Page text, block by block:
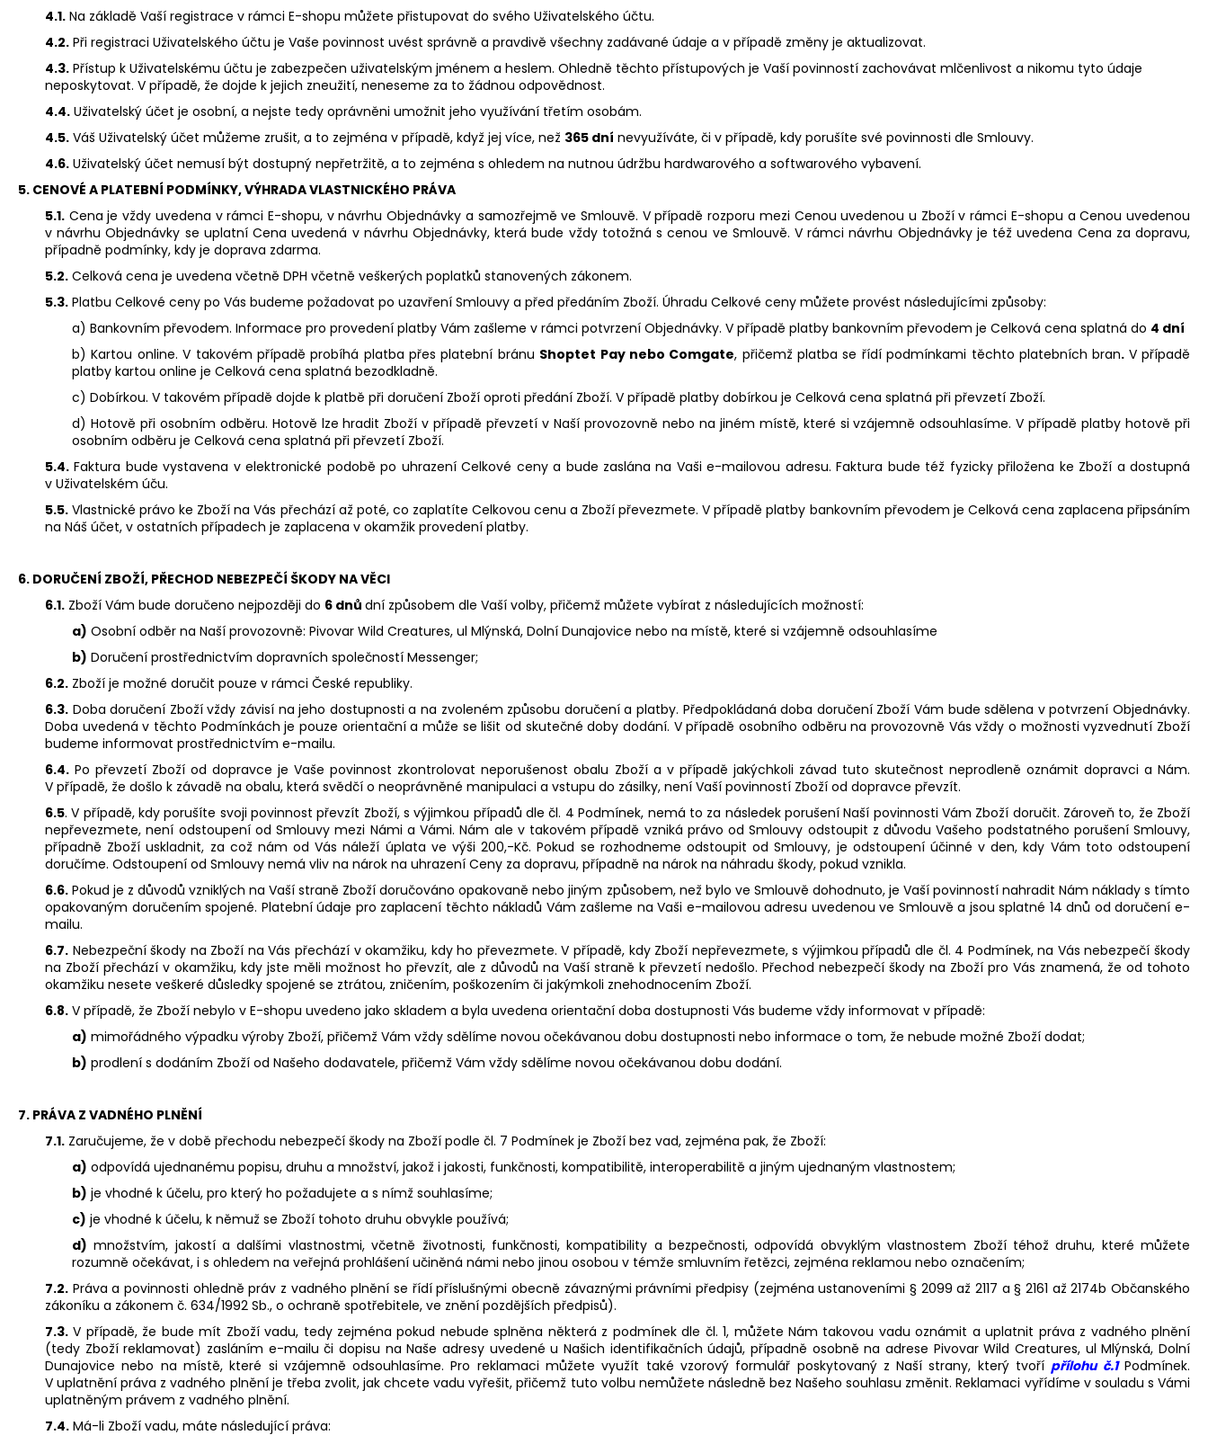
4.1. Na základě Vaší registrace v rámci E-shopu můžete přistupovat do svého Uživatelského účtu.
4.2. Při registraci Uživatelského účtu je Vaše povinnost uvést správně a pravdivě všechny zadávané údaje a v případě změny je aktualizovat.
4.3. Přístup k Uživatelskému účtu je zabezpečen uživatelským jménem a heslem. Ohledně těchto přístupových je Vaší povinností zachovávat mlčenlivost a nikomu tyto údaje
neposkytovat. V případě, že dojde k jejich zneužití, neneseme za to žádnou odpovědnost.
4.4. Uživatelský účet je osobní, a nejste tedy oprávněni umožnit jeho využívání třetím osobám.
4.5. Váš Uživatelský účet můžeme zrušit, a to zejména v případě, když jej více, než 365 dní nevyužíváte, či v případě, kdy porušíte své povinnosti dle Smlouvy.
4.6. Uživatelský účet nemusí být dostupný nepřetržitě, a to zejména s ohledem na nutnou údržbu hardwarového a softwarového vybavení.
5. CENOVÉ A PLATEBNÍ PODMÍNKY, VÝHRADA VLASTNICKÉHO PRÁVA
5.1. Cena je vždy uvedena v rámci E-shopu, v návrhu Objednávky a samozřejmě ve Smlouvě. V případě rozporu mezi Cenou uvedenou u Zboží v rámci E-shopu a Cenou uvedenou
v návrhu Objednávky se uplatní Cena uvedená v návrhu Objednávky, která bude vždy totožná s cenou ve Smlouvě. V rámci návrhu Objednávky je též uvedena Cena za dopravu,
případně podmínky, kdy je doprava zdarma.
5.2. Celková cena je uvedena včetně DPH včetně veškerých poplatků stanovených zákonem.
5.3. Platbu Celkové ceny po Vás budeme požadovat po uzavření Smlouvy a před předáním Zboží. Úhradu Celkové ceny můžete provést následujícími způsoby:
a) Bankovním převodem. Informace pro provedení platby Vám zašleme v rámci potvrzení Objednávky. V případě platby bankovním převodem je Celková cena splatná do 4 dní
b) Kartou online. V takovém případě probíhá platba přes platební bránu Shoptet Pay nebo Comgate, přičemž platba se řídí podmínkami těchto platebních bran. V případě
platby kartou online je Celková cena splatná bezodkladně.
c) Dobírkou. V takovém případě dojde k platbě při doručení Zboží oproti předání Zboží. V případě platby dobírkou je Celková cena splatná při převzetí Zboží.
d) Hotově při osobním odběru. Hotově lze hradit Zboží v případě převzetí v Naší provozovně nebo na jiném místě, které si vzájemně odsouhlasíme. V případě platby hotově při
osobním odběru je Celková cena splatná při převzetí Zboží.
5.4. Faktura bude vystavena v elektronické podobě po uhrazení Celkové ceny a bude zaslána na Vaši e-mailovou adresu. Faktura bude též fyzicky přiložena ke Zboží a dostupná
v Uživatelském úču.
5.5. Vlastnické právo ke Zboží na Vás přechází až poté, co zaplatíte Celkovou cenu a Zboží převezmete. V případě platby bankovním převodem je Celková cena zaplacena připsáním
na Náš účet, v ostatních případech je zaplacena v okamžik provedení platby.
6. DORUČENÍ ZBOŽÍ, PŘECHOD NEBEZPEČÍ ŠKODY NA VĚCI
6.1. Zboží Vám bude doručeno nejpozději do 6 dnů dní způsobem dle Vaší volby, přičemž můžete vybírat z následujících možností:
a) Osobní odběr na Naší provozovně: Pivovar Wild Creatures, ul Mlýnská, Dolní Dunajovice nebo na místě, které si vzájemně odsouhlasíme
b) Doručení prostřednictvím dopravních společností Messenger;
6.2. Zboží je možné doručit pouze v rámci České republiky.
6.3. Doba doručení Zboží vždy závisí na jeho dostupnosti a na zvoleném způsobu doručení a platby. Předpokládaná doba doručení Zboží Vám bude sdělena v potvrzení Objednávky.
Doba uvedená v těchto Podmínkách je pouze orientační a může se lišit od skutečné doby dodání. V případě osobního odběru na provozovně Vás vždy o možnosti vyzvednutí Zboží
budeme informovat prostřednictvím e-mailu.
6.4. Po převzetí Zboží od dopravce je Vaše povinnost zkontrolovat neporušenost obalu Zboží a v případě jakýchkoli závad tuto skutečnost neprodleně oznámit dopravci a Nám.
V případě, že došlo k závadě na obalu, která svědčí o neoprávněné manipulaci a vstupu do zásilky, není Vaší povinností Zboží od dopravce převzít.
6.5. V případě, kdy porušíte svoji povinnost převzít Zboží, s výjimkou případů dle čl. 4 Podmínek, nemá to za následek porušení Naší povinnosti Vám Zboží doručit. Zároveň to, že Zboží
nepřevezmete, není odstoupení od Smlouvy mezi Námi a Vámi. Nám ale v takovém případě vzniká právo od Smlouvy odstoupit z důvodu Vašeho podstatného porušení Smlouvy,
případně Zboží uskladnit, za což nám od Vás náleží úplata ve výši 200,-Kč. Pokud se rozhodneme odstoupit od Smlouvy, je odstoupení účinné v den, kdy Vám toto odstoupení
doručíme. Odstoupení od Smlouvy nemá vliv na nárok na uhrazení Ceny za dopravu, případně na nárok na náhradu škody, pokud vznikla.
6.6. Pokud je z důvodů vzniklých na Vaší straně Zboží doručováno opakovaně nebo jiným způsobem, než bylo ve Smlouvě dohodnuto, je Vaší povinností nahradit Nám náklady s tímto
opakovaným doručením spojené. Platební údaje pro zaplacení těchto nákladů Vám zašleme na Vaši e-mailovou adresu uvedenou ve Smlouvě a jsou splatné 14 dnů od doručení e-
mailu.
6.7. Nebezpeční škody na Zboží na Vás přechází v okamžiku, kdy ho převezmete. V případě, kdy Zboží nepřevezmete, s výjimkou případů dle čl. 4 Podmínek, na Vás nebezpečí škody
na Zboží přechází v okamžiku, kdy jste měli možnost ho převzít, ale z důvodů na Vaší straně k převzetí nedošlo. Přechod nebezpečí škody na Zboží pro Vás znamená, že od tohoto
okamžiku nesete veškeré důsledky spojené se ztrátou, zničením, poškozením či jakýmkoli znehodnocením Zboží.
6.8. V případě, že Zboží nebylo v E-shopu uvedeno jako skladem a byla uvedena orientační doba dostupnosti Vás budeme vždy informovat v případě:
a) mimořádného výpadku výroby Zboží, přičemž Vám vždy sdělíme novou očekávanou dobu dostupnosti nebo informace o tom, že nebude možné Zboží dodat;
b) prodlení s dodáním Zboží od Našeho dodavatele, přičemž Vám vždy sdělíme novou očekávanou dobu dodání.
7. PRÁVA Z VADNÉHO PLNĚNÍ
7.1. Zaručujeme, že v době přechodu nebezpečí škody na Zboží podle čl. 7 Podmínek je Zboží bez vad, zejména pak, že Zboží:
a) odpovídá ujednanému popisu, druhu a množství, jakož i jakosti, funkčnosti, kompatibilitě, interoperabilitě a jiným ujednaným vlastnostem;
b) je vhodné k účelu, pro který ho požadujete a s nímž souhlasíme;
c) je vhodné k účelu, k němuž se Zboží tohoto druhu obvykle používá;
d) množstvím, jakostí a dalšími vlastnostmi, včetně životnosti, funkčnosti, kompatibility a bezpečnosti, odpovídá obvyklým vlastnostem Zboží téhož druhu, které můžete
rozumně očekávat, i s ohledem na veřejná prohlášení učiněná námi nebo jinou osobou v témže smluvním řetězci, zejména reklamou nebo označením;
7.2. Práva a povinnosti ohledně práv z vadného plnění se řídí příslušnými obecně závaznými právními předpisy (zejména ustanoveními § 2099 až 2117 a § 2161 až 2174b Občanského
zákoníku a zákonem č. 634/1992 Sb., o ochraně spotřebitele, ve znění pozdějších předpisů).
7.3. V případě, že bude mít Zboží vadu, tedy zejména pokud nebude splněna některá z podmínek dle čl. 1, můžete Nám takovou vadu oznámit a uplatnit práva z vadného plnění
(tedy Zboží reklamovat) zasláním e-mailu či dopisu na Naše adresy uvedené u Našich identifikačních údajů, případně osobně na adrese Pivovar Wild Creatures, ul Mlýnská, Dolní
Dunajovice nebo na místě, které si vzájemně odsouhlasíme. Pro reklamaci můžete využít také vzorový formulář poskytovaný z Naší strany, který tvoří přílohu č.1Podmínek.
V uplatnění práva z vadného plnění je třeba zvolit, jak chcete vadu vyřešit, přičemž tuto volbu nemůžete následně bez Našeho souhlasu změnit. Reklamaci vyřídíme v souladu s Vámi
uplatněným právem z vadného plnění.
7.4. Má-li Zboží vadu, máte následující práva: